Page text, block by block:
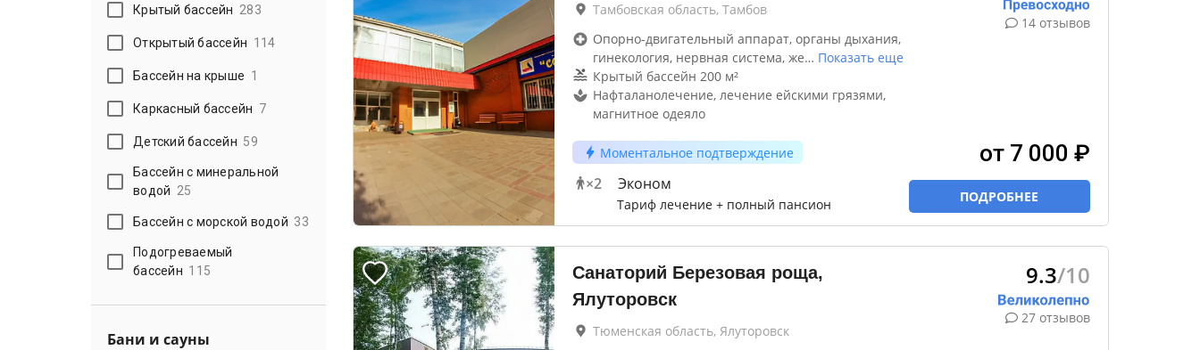
Крытый бассейн 283
Открытый бассейн 114
Бассейн на крыше 1
Каркасный бассейн 7
Детский бассейн 59
Бассейн с минеральной
водой 25
Бассейн с морской водой 33
Подогреваемый
бассейн 115
Бани и сауны
Тамбовская область, Тамбов
Опорно-двигательный аппарат, органы дыхания,
гинекология, нервная система, же… Показать еще
Крытый бассейн 200 м²
Нафталанолечение, лечение ейскими грязями,
магнитное одеяло
Моментальное подтверждение
×2 Эконом
Тариф лечение + полный пансион
14 отзывов
от 7 000 ₽
ПОДРОБНЕЕ
Санаторий Березовая роща,
Ялуторовск
Тюменская область, Ялуторовск
9.3/10
27 отзывов